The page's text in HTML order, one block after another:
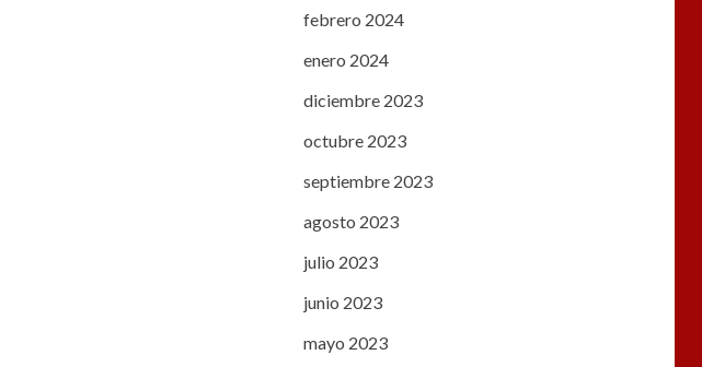
febrero 2024
enero 2024
diciembre 2023
octubre 2023
septiembre 2023
agosto 2023
julio 2023
junio 2023
mayo 2023